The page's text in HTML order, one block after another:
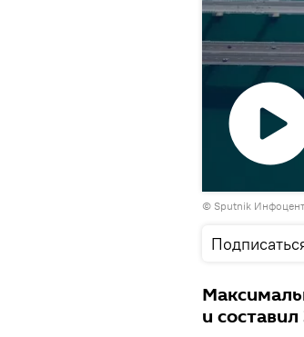
видео
© Sputnik
и